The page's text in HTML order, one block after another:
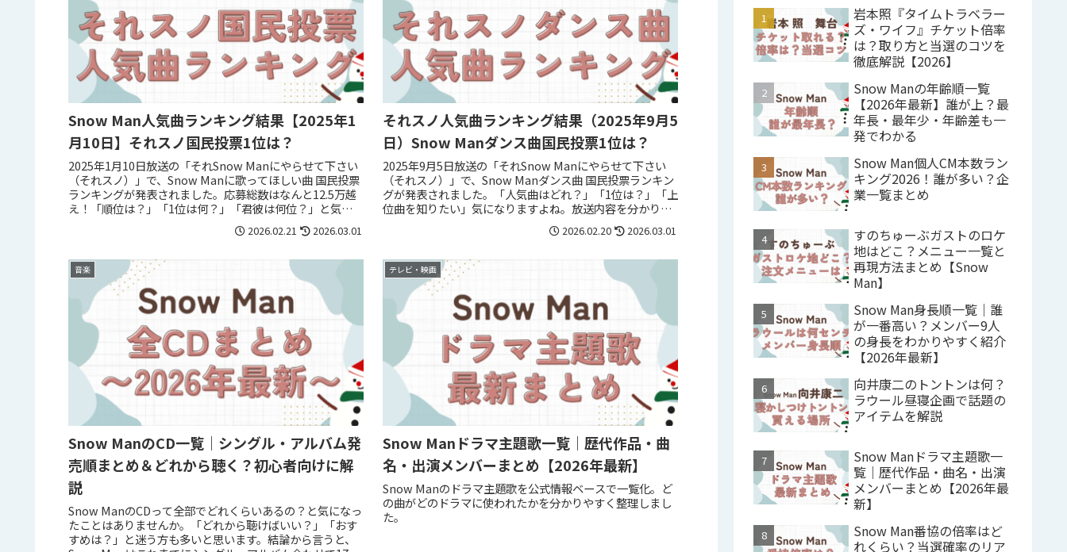
Snow Man人気曲ランキング結果【2025年1
月10日】それスノ国民投票1位は？
2025年1月10日放送の「それSnow Manにやらせて下さい
（それスノ）」で、Snow Manに歌ってほしい曲 国民投票
ランキングが発表されました。応募総数はなんと12.5万越
え！「順位は？」「1位は何？」「君彼は何位？」と気にな
2026.02.21 2026.03.01
それスノ人気曲ランキング結果（2025年9月5
日）Snow Manダンス曲国民投票1位は？
2025年9月5日放送の「それSnow Manにやらせて下さい
（それスノ）」で、Snow Manダンス曲 国民投票ランキン
グが発表されました。「人気曲はどれ？」「1位は？」「上
位曲を知りたい」気になりますよね。放送内容を分かりや
2026.02.20 2026.03.01
音楽
Snow ManのCD一覧｜シングル・アルバム発
売順まとめ＆どれから聴く？初心者向けに解
説
Snow ManのCDって全部でどれくらいあるの？と気になっ
たことはありませんか。「どれから聴けばいい？」「おす
すめは？」と迷う方も多いと思います。結論から言うと、
テレビ・映画
Snow Manドラマ主題歌一覧｜歴代作品・曲
名・出演メンバーまとめ【2026年最新】
Snow Manのドラマ主題歌を公式情報ベースで一覧化。ど
の曲がどのドラマに使われたかを分かりやすく整理しまし
た。
岩本照『タイムトラベラー
ズ・ワイフ』チケット倍率
は？取り方と当選のコツを
徹底解説【2026】
Snow Manの年齢順一覧
【2026年最新】誰が上？最
年長・最年少・年齢差も一
発でわかる
Snow Man個人CM本数ラン
キング2026！誰が多い？企
業一覧まとめ
すのちゅーぶガストのロケ
地はどこ？メニュー一覧と
再現方法まとめ【Snow
Man】
Snow Man身長順一覧｜誰
が一番高い？メンバー9人
の身長をわかりやすく紹介
【2026年最新】
向井康二のトントンは何？
ラウール昼寝企画で話題の
アイテムを解説
Snow Manドラマ主題歌一
覧｜歴代作品・曲名・出演
メンバーまとめ【2026年最
新】
Snow Man番協の倍率はど
れくらい？当選確率のリア